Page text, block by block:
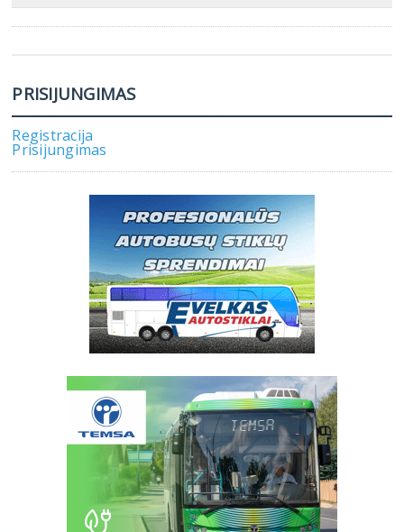
PRISIJUNGIMAS
Registracija
Prisijungimas